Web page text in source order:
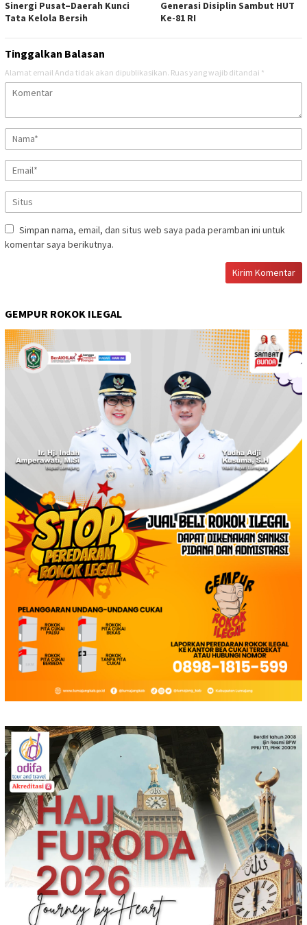
Sinergi Pusat–Daerah Kunci
Tata Kelola Bersih
Generasi Disiplin Sambut HUT
Ke-81 RI
Tinggalkan Balasan
Alamat email Anda tidak akan dipublikasikan. Ruas yang wajib ditandai *
Simpan nama, email, dan situs web saya pada peramban ini untuk
komentar saya berikutnya.
GEMPUR ROKOK ILEGAL